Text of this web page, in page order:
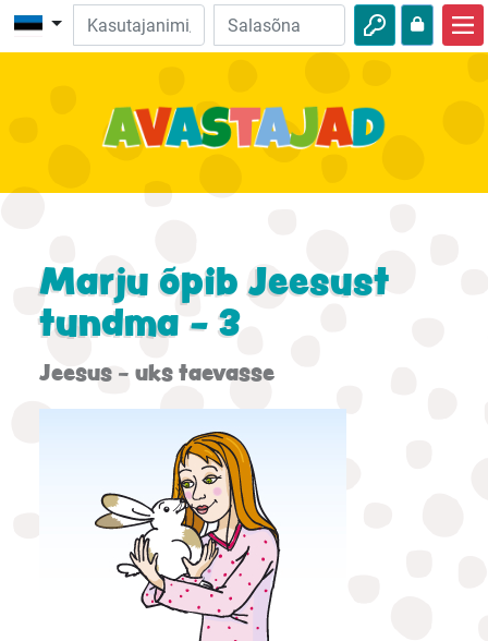
Piibliseiklused
Seiklused
Marju õpib Jeesust
tundma - 3
Jeesus - uks taevasse